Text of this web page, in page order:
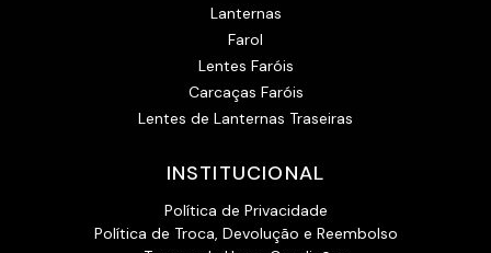
Lanternas
Farol
Lentes Faróis
Carcaças Faróis
Lentes de Lanternas Traseiras
INSTITUCIONAL
Política de Privacidade
Política de Troca, Devolução e Reembolso